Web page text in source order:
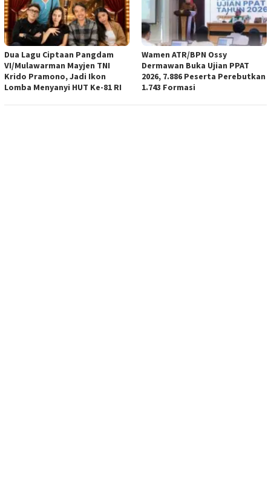
Dua Lagu Ciptaan Pangdam
VI/Mulawarman Mayjen TNI
Krido Pramono, Jadi Ikon
Lomba Menyanyi HUT Ke-81 RI
Wamen ATR/BPN Ossy
Dermawan Buka Ujian PPAT
2026, 7.886 Peserta Perebutkan
1.743 Formasi